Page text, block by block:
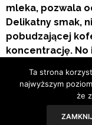
mleka, pozwala
Delikatny smak,
pobudzającej
koncentrację.
wieńczy
Ta strona
najwyższym
że